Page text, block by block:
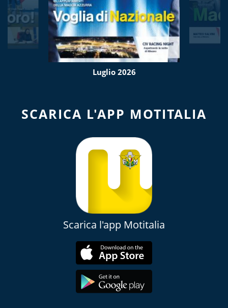
Luglio 2026
SCARICA L'APP MOTITALIA
Scarica l'app Motitalia